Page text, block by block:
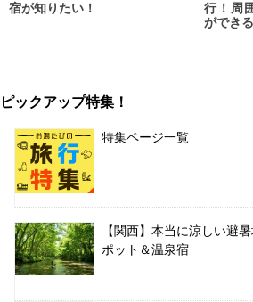
宿が知りたい！
行！周
ができ
ピックアップ特集！
特集ページ一覧
【関西】本当に涼しい避
ポット＆温泉宿